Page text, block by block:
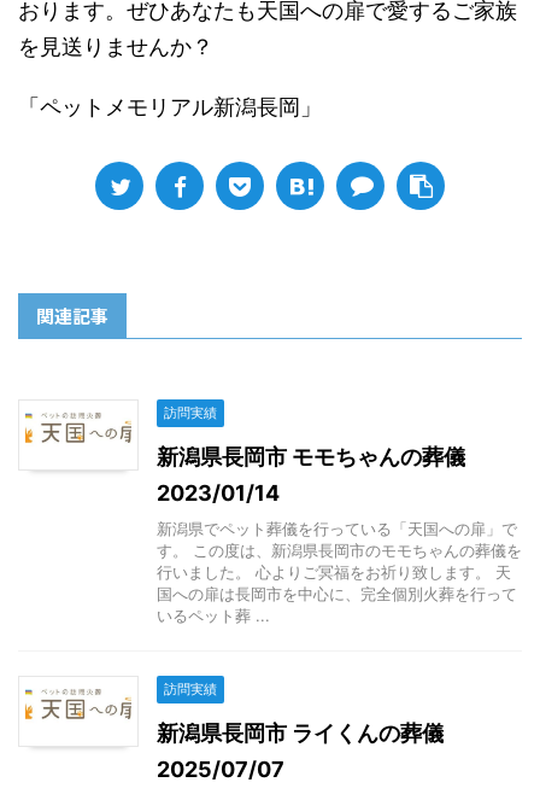
おります。ぜひあなたも天国への扉で愛するご家族
を見送りませんか？
「ペットメモリアル新潟長岡」
関連記事
訪問実績
新潟県長岡市 モモちゃんの葬儀
2023/01/14
新潟県でペット葬儀を行っている「天国への扉」で
す。 この度は、新潟県長岡市のモモちゃんの葬儀を
行いました。 心よりご冥福をお祈り致します。 天
国への扉は長岡市を中心に、完全個別火葬を行って
いるペット葬 ...
訪問実績
新潟県長岡市 ライくんの葬儀
2025/07/07